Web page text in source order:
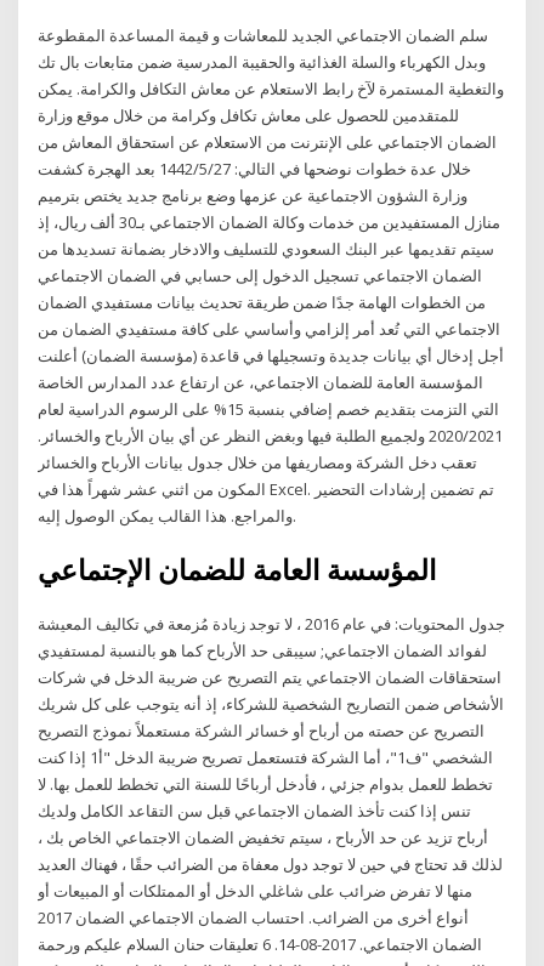
سلم الضمان الاجتماعي الجديد للمعاشات و قيمة المساعدة المقطوعة
وبدل الكهرباء والسلة الغذائية والحقيبة المدرسية ضمن متابعات بال تك
والتغطية المستمرة لآخ رابط الاستعلام عن معاش التكافل والكرامة. يمكن
للمتقدمين للحصول على معاش تكافل وكرامة من خلال موقع وزارة
الضمان الاجتماعي على الإنترنت من الاستعلام عن استحقاق المعاش من
خلال عدة خطوات نوضحها في التالي: 27‏‏/5‏‏/1442 بعد الهجرة كشفت
وزارة الشؤون الاجتماعية عن عزمها وضع برنامج جديد يختص بترميم
منازل المستفيدين من خدمات وكالة الضمان الاجتماعي بـ30 ألف ريال، إذ
سيتم تقديمها عبر البنك السعودي للتسليف والادخار بضمانة تسديدها من
الضمان الاجتماعي تسجيل الدخول إلى حسابي في الضمان الاجتماعي
من الخطوات الهامة جدًا ضمن طريقة تحديث بيانات مستفيدي الضمان
الاجتماعي التي تُعد أمر إلزامي وأساسي على كافة مستفيدي الضمان من
أجل إدخال أي بيانات جديدة وتسجيلها في قاعدة (مؤسسة الضمان) أعلنت
المؤسسة العامة للضمان الاجتماعي، عن ارتفاع عدد المدارس الخاصة
التي التزمت بتقديم خصم إضافي بنسبة 15% على الرسوم الدراسية لعام
2020/2021 ولجميع الطلبة فيها وبغض النظر عن أي بيان الأرباح والخسائر.
تعقب دخل الشركة ومصاريفها من خلال جدول بيانات الأرباح والخسائر
المكون من اثني عشر شهراً هذا في Excel. تم تضمين إرشادات التحضير
والمراجع. هذا القالب يمكن الوصول إليه.
المؤسسة العامة للضمان الإجتماعي
جدول المحتويات: في عام 2016 ، لا توجد زيادة مُزمعة في تكاليف المعيشة
لفوائد الضمان الاجتماعي; سيبقى حد الأرباح كما هو بالنسبة لمستفيدي
استحقاقات الضمان الاجتماعي يتم التصريح عن ضريبة الدخل في شركات
الأشخاص ضمن التصاريح الشخصية للشركاء، إذ أنه يتوجب على كل شريك
التصريح عن حصته من أرباح أو خسائر الشركة مستعملاً نموذج التصريح
الشخصي "ف1"، أما الشركة فتستعمل تصريح ضريبة الدخل "أ1 إذا كنت
تخطط للعمل بدوام جزئي ، فأدخل أرباحًا للسنة التي تخطط للعمل بها. لا
تنس إذا كنت تأخذ الضمان الاجتماعي قبل سن التقاعد الكامل ولديك
أرباح تزيد عن حد الأرباح ، سيتم تخفيض الضمان الاجتماعي الخاص بك ،
لذلك قد تحتاج في حين لا توجد دول معفاة من الضرائب حقًا ، فهناك العديد
منها لا تفرض ضرائب على شاغلي الدخل أو الممتلكات أو المبيعات أو
أنواع أخرى من الضرائب. احتساب الضمان الاجتماعي الضمان 2017
الضمان الاجتماعي. 2017-08-14. 6 تعليقات حنان السلام عليكم ورحمة